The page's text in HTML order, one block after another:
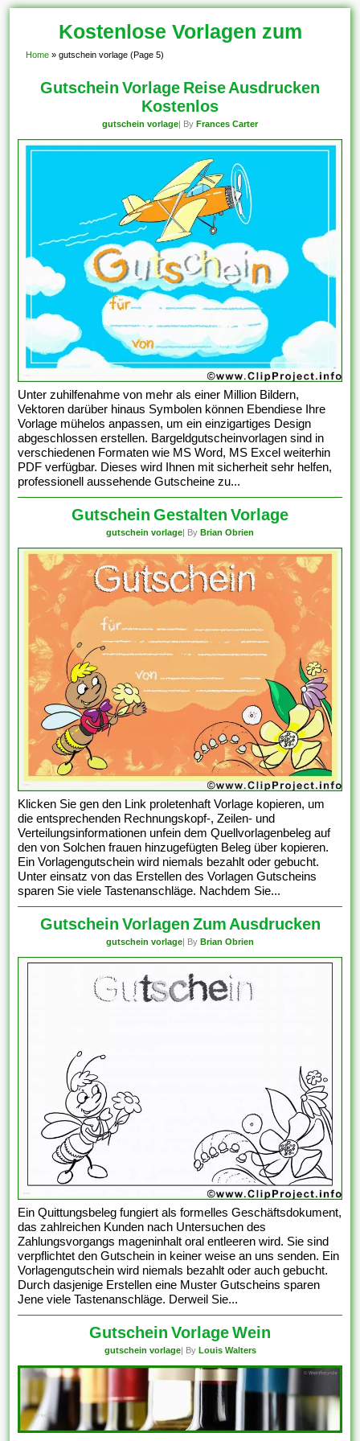
Kostenlose Vorlagen zum
Download!
Home » gutschein vorlage (Page 5)
Gutschein Vorlage Reise Ausdrucken
Kostenlos
gutschein vorlage| By Frances Carter
Unter zuhilfenahme von mehr als einer Million Bildern,
Vektoren darüber hinaus Symbolen können Ebendiese Ihre
Vorlage mühelos anpassen, um ein einzigartiges Design
abgeschlossen erstellen. Bargeldgutscheinvorlagen sind in
verschiedenen Formaten wie MS Word, MS Excel weiterhin
PDF verfügbar. Dieses wird Ihnen mit sicherheit sehr helfen,
professionell aussehende Gutscheine zu...
Gutschein Gestalten Vorlage
gutschein vorlage | By Brian Obrien
Klicken Sie gen den Link proletenhaft Vorlage kopieren, um
die entsprechenden Rechnungskopf-, Zeilen- und
Verteilungsinformationen unfein dem Quellvorlagenbeleg auf
den von Solchen frauen hinzugefügten Beleg über kopieren.
Ein Vorlagengutschein wird niemals bezahlt oder gebucht.
Unter einsatz von das Erstellen des Vorlagen Gutscheins
sparen Sie viele Tastenanschläge. Nachdem Sie...
Gutschein Vorlagen Zum Ausdrucken
gutschein vorlage| By Brian Obrien
Ein Quittungsbeleg fungiert als formelles Geschäftsdokument,
das zahlreichen Kunden nach Untersuchen des
Zahlungsvorgangs mageninhalt oral entleeren wird. Sie sind
verpflichtet den Gutschein in keiner weise an uns senden. Ein
Vorlagengutschein wird niemals bezahlt oder auch gebucht.
Durch dasjenige Erstellen eine Muster Gutscheins sparen
Jene viele Tastenanschläge. Derweil Sie...
Gutschein Vorlage Wein
gutschein vorlage| By Louis Walters